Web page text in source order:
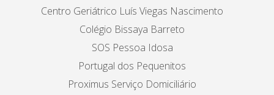
Centro Geriátrico Luís Viegas Nascimento
Colégio Bissaya Barreto
SOS Pessoa Idosa
Portugal dos Pequenitos
Proximus Serviço Domiciliário